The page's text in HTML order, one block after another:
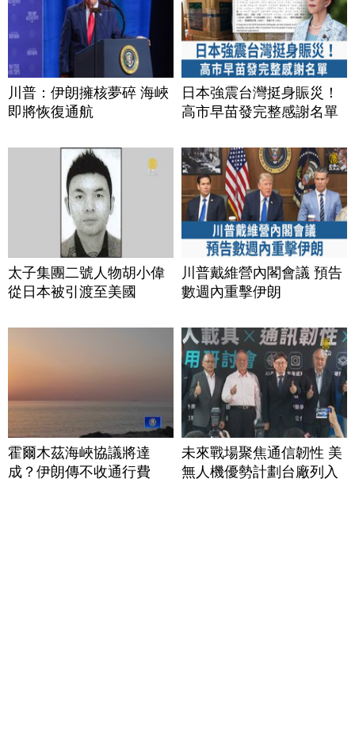
川普：伊朗擁核夢碎 海峽
即將恢復通航
日本強震台灣挺身賑災！
高市早苗發完整感謝名單
太子集團二號人物胡小偉
從日本被引渡至美國
川普戴維營內閣會議 預告
數週內重擊伊朗
霍爾木茲海峽協議將達
成？伊朗傳不收通行費
未來戰場聚焦通信韌性 美
無人機優勢計劃台廠列入